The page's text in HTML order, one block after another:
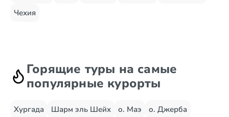
Чехия
Горящие туры на самые
популярные курорты
Хургада Шарм эль Шейх о. Маэ
о. Джерба